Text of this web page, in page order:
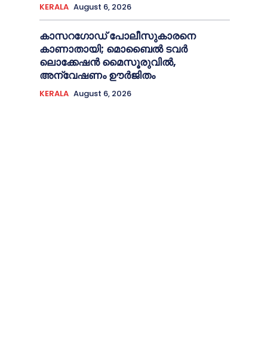
KERALA August 6, 2026
കാസറഗോഡ്‌ പോലീസുകാരനെ
കാണാതായി; മൊബൈൽ ടവർ
ലൊക്കേഷൻ മൈസൂരുവിൽ,
അന്വേഷണം ഊർജിതം
KERALA August 6, 2026